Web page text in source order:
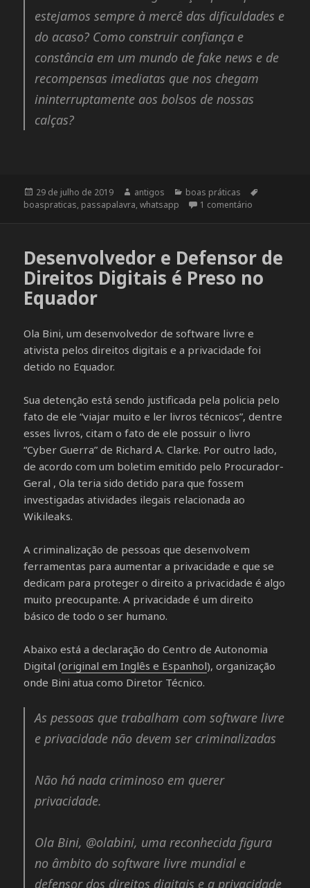
estejamos sempre à mercê das dificuldades e
do acaso? Como construir confiança e
constância em um mundo de fake news e de
recompensas imediatas que nos chegam
ininterruptamente aos bolsos de nossas
calças?
Publicado
em
29 de julho de 2019 Autor
antigos Categorias
boas práticas
boaspraticas, passapalavra,whatsapp 1 comentário
Desenvolvedor e Defensor de
Direitos Digitais é Preso no
Equador
Ola Bini, um desenvolvedor de software livre e
ativista pelos direitos digitais e a privacidade foi
detido no Equador.
Sua detenção está sendo justificada pela policia pelo
fato de ele “viajar muito e ler livros técnicos”, dentre
esses livros, citam o fato de ele possuir o livro
“Cyber Guerra” de Richard A. Clarke. Por outro lado,
de acordo com um boletim emitido pelo Procurador-
Geral , Ola teria sido detido para que fossem
investigadas atividades ilegais relacionada ao
Wikileaks.
A criminalização de pessoas que desenvolvem
ferramentas para aumentar a privacidade e que se
dedicam para proteger o direito a privacidade é algo
muito preocupante. A privacidade é um direito
básico de todo o ser humano.
Abaixo está a declaração do Centro de Autonomia
Digital (original em Inglês e Espanhol), organização
onde Bini atua como Diretor Técnico.
As pessoas que trabalham com software livre
e privacidade não devem ser criminalizadas
Não há nada criminoso em querer
privacidade.
Ola Bini, @olabini, uma reconhecida figura
no âmbito do software livre mundial e
defensor dos direitos digitais e a privacidade